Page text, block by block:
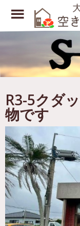
content
Toggle
Menu
R3-5クダ
物です